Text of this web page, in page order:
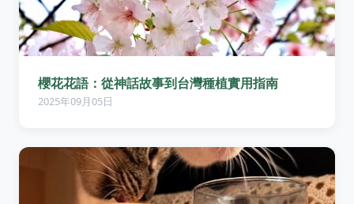
櫻花花語：從神話故事到台灣種植實用指南
2025年09月05日